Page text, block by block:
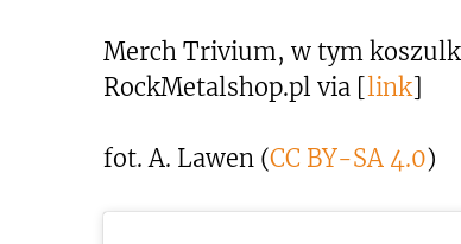
Merch Trivium, w tym
RockMetalshop.pl via [link]
fot. A. Lawen (CC BY-SA 4.0)